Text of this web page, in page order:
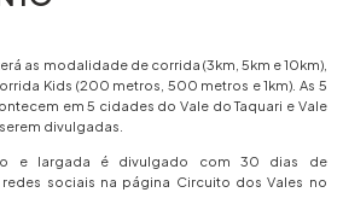
as modalidade de corrida (3km, 5km e 10km),
Kids (200 metros, 500 metros e 1km). As 5
em 5 cidades do Vale do Taquari e Vale
divulgadas.
e largada é divulgado com 30 dias de
sociais na página Circuito dos Vales no